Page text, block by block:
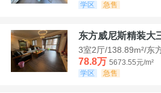
学区
急售
东方威尼斯精装大
3室2厅/138.89m²/东
78.8万 5673.55元/m²
学区
急售